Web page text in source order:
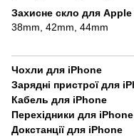
Захисне скло для Apple
38mm 42mm 44mm
Чохли для iPhone
Зарядні пристрої для
Кабель для iPhone
Перехідники для iPhone
Докстанції для iPhone